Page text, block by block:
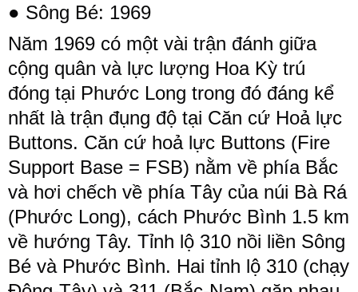
● Sông Bé: 1969
Năm 1969 có một vài trận đánh giữa
cộng quân và lực lượng Hoa Kỳ trú
đóng tại Phước Long trong đó đáng kể
nhất là trận đụng độ tại Căn cứ Hoả lực
Buttons. Căn cứ hoả lực Buttons (Fire
Support Base = FSB) nằm về phía Bắc
và hơi chếch về phía Tây của núi Bà Rá
(Phước Long), cách Phước Bình 1.5 km
về hướng Tây. Tỉnh lộ 310 nồi liền Sông
Bé và Phước Bình. Hai tỉnh lộ 310 (chạy